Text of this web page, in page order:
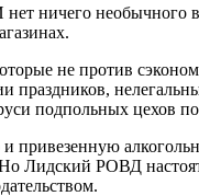
ничего необычного в
не против
праздников,
подпольных цехов
и привезенную
Лидский РОВД